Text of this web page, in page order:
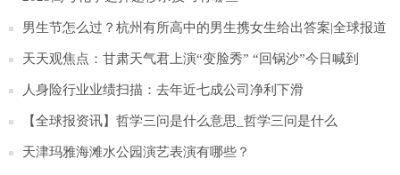
男生节怎么过？杭州有所高中的男生携女生给出答案|全球报道
天天观焦点：甘肃天气君上演“变脸秀” “回锅沙”今日喊到
人身险行业业绩扫描：去年近七成公司净利下滑
【全球报资讯】哲学三问是什么意思_哲学三问是什么
天津玛雅海滩水公园演艺表演有哪些？